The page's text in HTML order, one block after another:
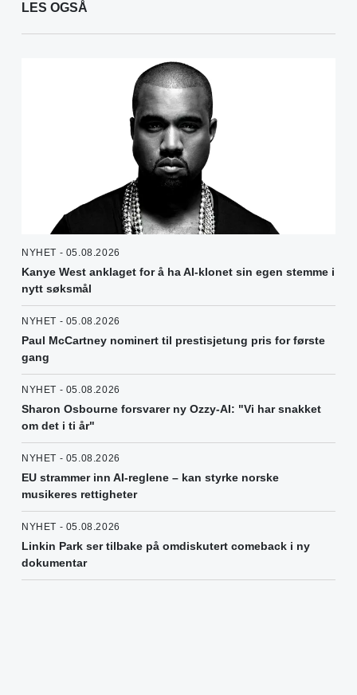
LES OGSÅ
NYHET - 05.08.2026
Kanye West anklaget for å ha AI-klonet sin egen stemme i
nytt søksmål
NYHET - 05.08.2026
Paul McCartney nominert til prestisjetung pris for første
gang
NYHET - 05.08.2026
Sharon Osbourne forsvarer ny Ozzy-AI: "Vi har snakket
om det i ti år"
NYHET - 05.08.2026
EU strammer inn AI-reglene – kan styrke norske
musikeres rettigheter
NYHET - 05.08.2026
Linkin Park ser tilbake på omdiskutert comeback i ny
dokumentar